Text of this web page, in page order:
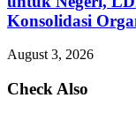
Konsolidasi
August 3, 2026
Check Also